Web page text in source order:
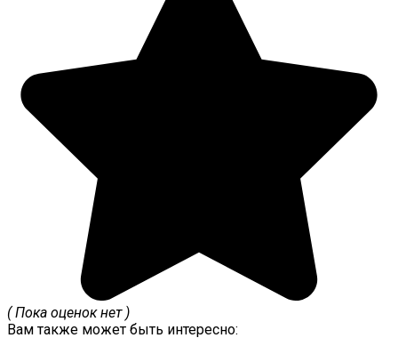
( Пока оценок нет )
Вам также может быть интересно: